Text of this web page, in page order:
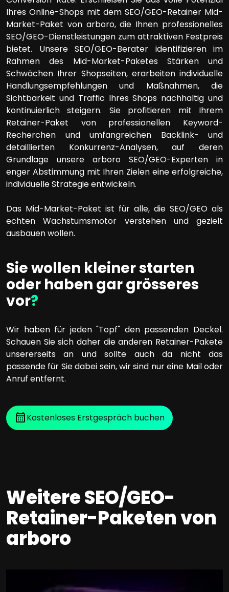
Ihres Online-Shops mit dem SEO/GEO-Retainer Mid-
Market-Paket von arboro, die Ihnen professionelles
SEO/GEO-Dienstleistungen zum attraktiven Festpreis
bietet. Unsere SEO/GEO-Berater identifizieren im
Rahmen des Mid-Market-Paketes Stärken und
Schwächen Ihrer Shopseiten, erarbeiten individuelle
Handlungsempfehlungen und Maßnahmen, die
Sichtbarkeit und Traffic Ihres Shops nachhaltig und
kontinuierlich steigern. Sie profitieren mit Ihrem
Retainer-Paket von professionellen Keyword-
Recherchen und umfangreichen Backlink- und
detaillierten Konkurrenz-Analysen, auf deren
Grundlage unsere arboro SEO/GEO-Experten in
enger Abstimmung mit Ihren Zielen eine erfolgreiche,
individuelle Strategie entwickeln.
Das Mid-Market-Paket ist für alle, die SEO/GEO als
echten Wachstumsmotor verstehen und gezielt
ausbauen wollen.
Sie wollen kleiner starten
oder haben gar grösseres
vor?
Wir haben für jeden "Topf" den passenden Deckel.
Schauen Sie sich daher die anderen Retainer-Pakete
unsererseits an und sollte auch da nicht das
passende für Sie dabei sein, wir sind nur eine Mail oder
Anruf entfernt.
Kostenloses Erstgespräch buchen
Weitere SEO/GEO-
Retainer-Paketen von
arboro